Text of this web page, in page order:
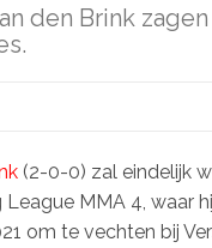
den Brink
(2-0-0) zal eindelijk
MMA 4, waar
om te vechten bij